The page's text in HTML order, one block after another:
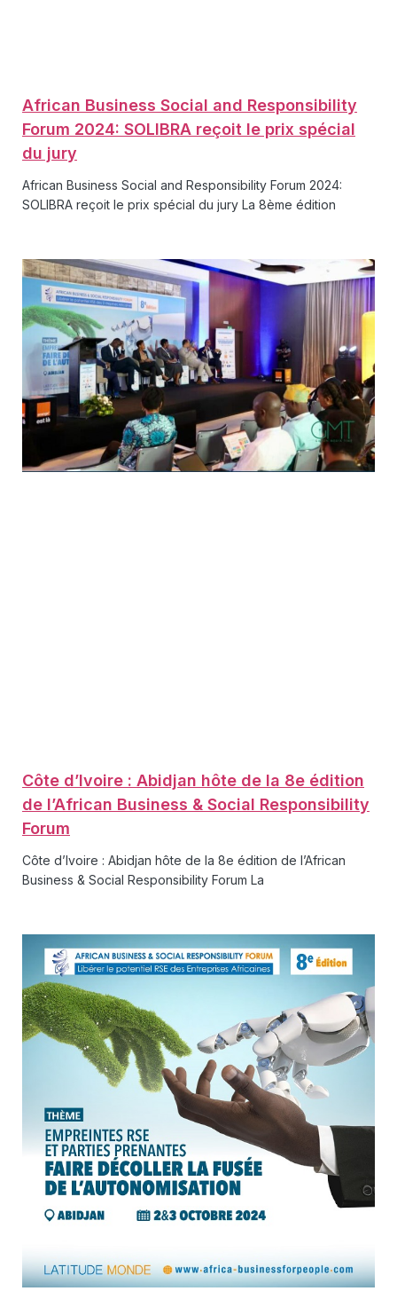
African Business Social and Responsibility
Forum 2024: SOLIBRA reçoit le prix spécial
du jury
African Business Social and Responsibility Forum 2024:
SOLIBRA reçoit le prix spécial du jury La 8ème édition
Côte d’Ivoire : Abidjan hôte de la 8e édition
de l’African Business & Social Responsibility
Forum
Côte d’Ivoire : Abidjan hôte de la 8e édition de l’African
Business & Social Responsibility Forum La